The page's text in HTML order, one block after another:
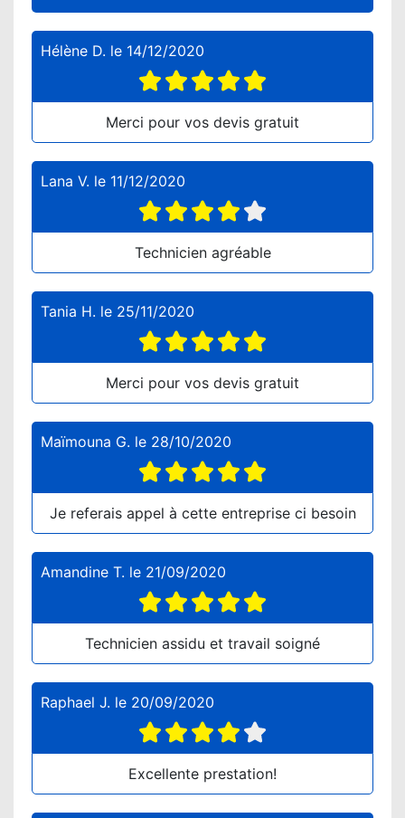
Hélène D. le 14/12/2020
Merci pour vos devis gratuit
Lana V. le 11/12/2020
Technicien agréable
Tania H. le 25/11/2020
Merci pour vos devis gratuit
Maïmouna G. le 28/10/2020
Je referais appel à cette entreprise ci besoin
Amandine T. le 21/09/2020
Technicien assidu et travail soigné
Raphael J. le 20/09/2020
Excellente prestation!